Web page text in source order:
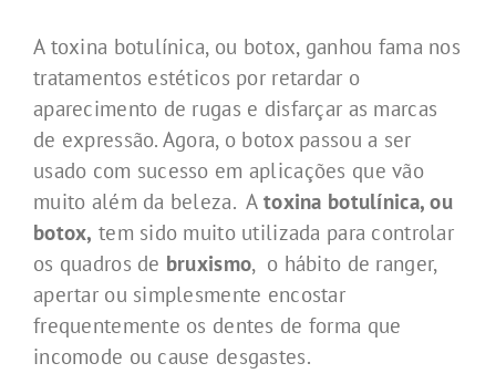
A toxina botulínica, ou botox, ganhou fama nos
tratamentos estéticos por retardar o
aparecimento de rugas e disfarçar as marcas
de expressão. Agora, o botox passou a ser
usado com sucesso em aplicações que vão
muito além da beleza. Atoxina botulínica, ou
botox, tem sido muito utilizada para controlar
os quadros de bruxismo, o hábito de ranger,
apertar ou simplesmente encostar
frequentemente os dentes de forma que
incomode ou cause desgastes.